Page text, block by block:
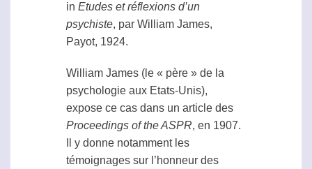
in Etudes et réflexions d’un
psychiste, par William James,
Payot, 1924.
William James (le « père » de la
psychologie aux Etats-Unis),
expose ce cas dans un article des
Proceedings of the ASPR, en 1907.
Il y donne notamment les
témoignages sur l’honneur des